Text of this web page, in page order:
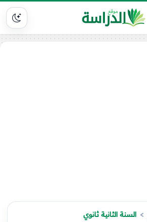
السنة الثانية ثانوي